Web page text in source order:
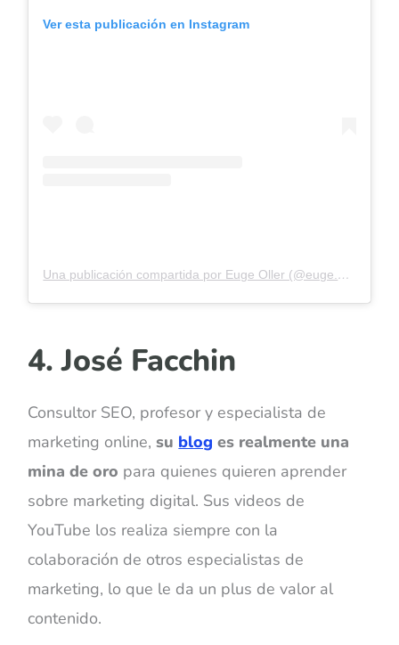
Ver esta publicación en Instagram
Una publicación compartida por Euge Oller (@euge.oller)
4. José Facchin
Consultor SEO, profesor y especialista de
marketing online,su blog es realmente una
mina de oro para quienes quieren aprender
sobre marketing digital. Sus videos de
YouTube los realiza siempre con la
colaboración de otros especialistas de
marketing, lo que le da un plus de valor al
contenido.